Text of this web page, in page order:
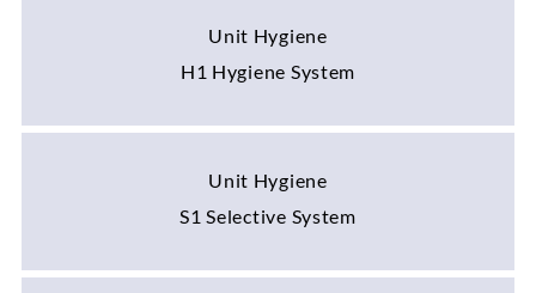
Unit Hygiene
H1 Hygiene System
Unit Hygiene
S1 Selective System